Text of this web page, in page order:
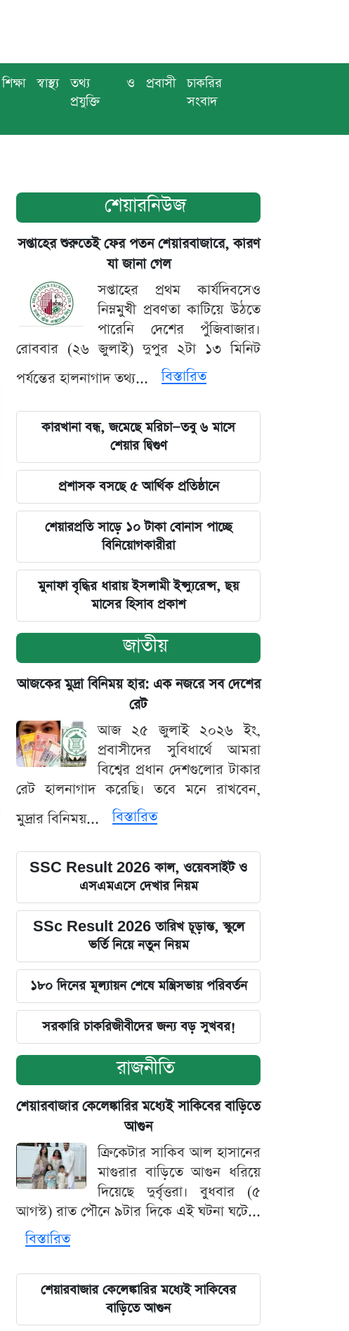
শিক্ষা স্বাস্থ্য
তথ্য ও
প্রযুক্তি
প্রবাসী
চাকরির
সংবাদ
শেয়ারনিউজ
সপ্তাহের শুরুতেই ফের পতন শেয়ারবাজারে, কারণ
যা জানা গেল
সপ্তাহের প্রথম কার্যদিবসেও
নিম্নমুখী প্রবণতা কাটিয়ে উঠতে
পারেনি দেশের পুঁজিবাজার।
রোববার (২৬ জুলাই) দুপুর ২টা ১৩ মিনিট
পর্যন্তের হালনাগাদ তথ্য...
বিস্তারিত
কারখানা বন্ধ, জমেছে মরিচা—তবু ৬ মাসে
শেয়ার দ্বিগুণ
প্রশাসক বসছে ৫ আর্থিক প্রতিষ্ঠানে
শেয়ারপ্রতি সাড়ে ১০ টাকা বোনাস পাচ্ছে
বিনিয়োগকারীরা
মুনাফা বৃদ্ধির ধারায় ইসলামী ইন্স্যুরেন্স, ছয়
মাসের হিসাব প্রকাশ
জাতীয়
আজকের মুদ্রা বিনিময় হার: এক নজরে সব দেশের
রেট
আজ ২৫ জুলাই ২০২৬ ইং,
প্রবাসীদের সুবিধার্থে আমরা
বিশ্বের প্রধান দেশগুলোর টাকার
রেট হালনাগাদ করেছি। তবে মনে রাখবেন,
মুদ্রার বিনিময়...
বিস্তারিত
SSC Result 2026 কাল, ওয়েবসাইট ও
এসএমএসে দেখার নিয়ম
SSc Result 2026 তারিখ চূড়ান্ত, স্কুলে
ভর্তি নিয়ে নতুন নিয়ম
১৮০ দিনের মূল্যায়ন শেষে মন্ত্রিসভায় পরিবর্তন
সরকারি চাকরিজীবীদের জন্য বড় সুখবর!
রাজনীতি
শেয়ারবাজার কেলেঙ্কারির মধ্যেই সাকিবের বাড়িতে
আগুন
ক্রিকেটার সাকিব আল হাসানের
মাগুরার বাড়িতে আগুন ধরিয়ে
দিয়েছে দুর্বৃত্তরা। বুধবার (৫
আগস্ট) রাত পৌনে ৯টার দিকে এই ঘটনা ঘটে...
বিস্তারিত
শেয়ারবাজার কেলেঙ্কারির মধ্যেই সাকিবের
বাড়িতে আগুন